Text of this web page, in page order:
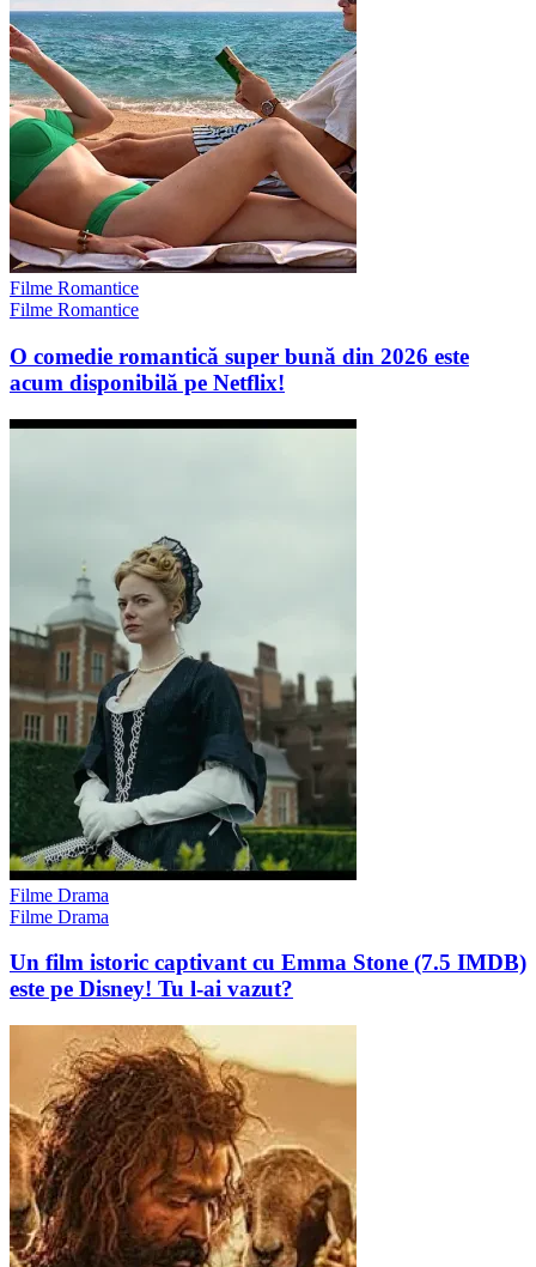
Filme Romantice
Filme Romantice
O comedie romantică super bună din 2026 este
acum disponibilă pe Netflix!
Filme Drama
Filme Drama
Un film istoric captivant cu Emma Stone (7.5 IMDB)
este pe Disney! Tu l-ai vazut?